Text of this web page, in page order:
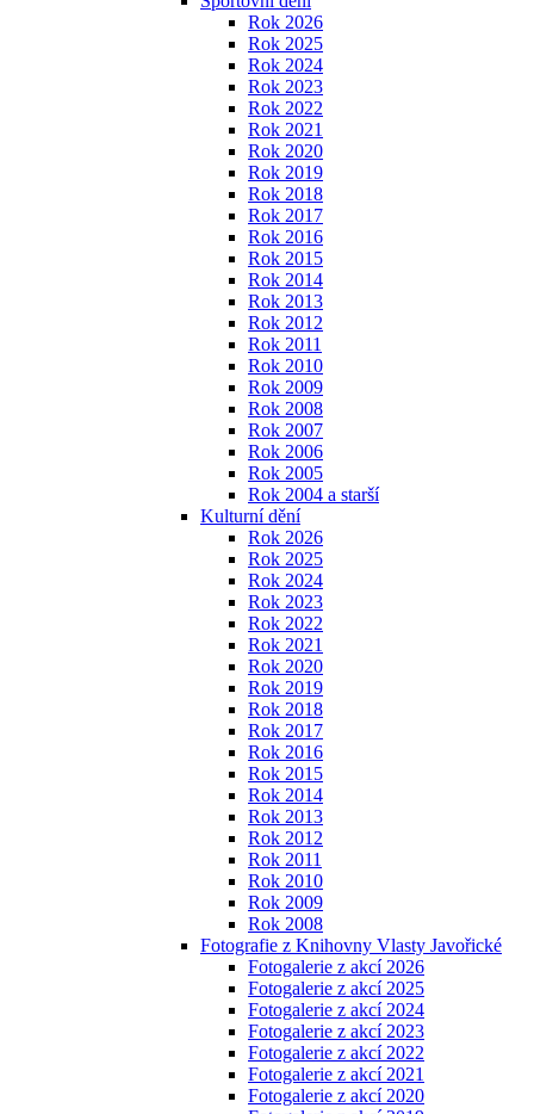
Rok 2026
Rok 2025
Rok 2024
Rok 2023
Rok 2022
Rok 2021
Rok 2020
Rok 2019
Rok 2018
Rok 2017
Rok 2016
Rok 2015
Rok 2014
Rok 2013
Rok 2012
Rok 2011
Rok 2010
Rok 2009
Rok 2008
Rok 2007
Rok 2006
Rok 2005
Rok 2004 a starší
Kulturní dění
Rok 2026
Rok 2025
Rok 2024
Rok 2023
Rok 2022
Rok 2021
Rok 2020
Rok 2019
Rok 2018
Rok 2017
Rok 2016
Rok 2015
Rok 2014
Rok 2013
Rok 2012
Rok 2011
Rok 2010
Rok 2009
Rok 2008
Fotografie z Knihovny Vlasty Javořické
Fotogalerie z akcí 2026
Fotogalerie z akcí 2025
Fotogalerie z akcí 2024
Fotogalerie z akcí 2023
Fotogalerie z akcí 2022
Fotogalerie z akcí 2021
Fotogalerie z akcí 2020